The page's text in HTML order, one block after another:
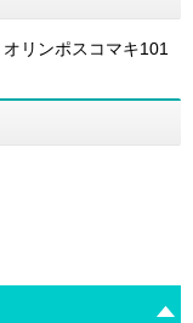
オリンポスコマキ101